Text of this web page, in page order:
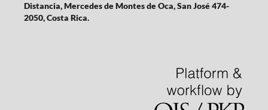
Distancia, Mercedes de Montes de Oca, San José 474-
2050, Costa Rica.